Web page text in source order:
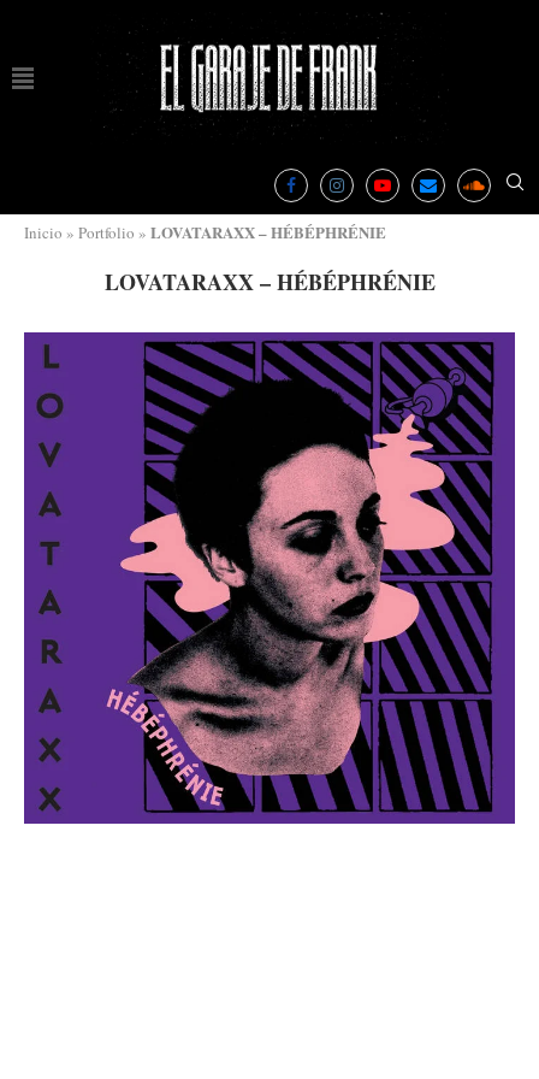
Inicio » Portfolio » LOVATARAXX – H​É​B​É​PHR​É​NIE
LOVATARAXX – H​É​B​É​PHR​É​NIE